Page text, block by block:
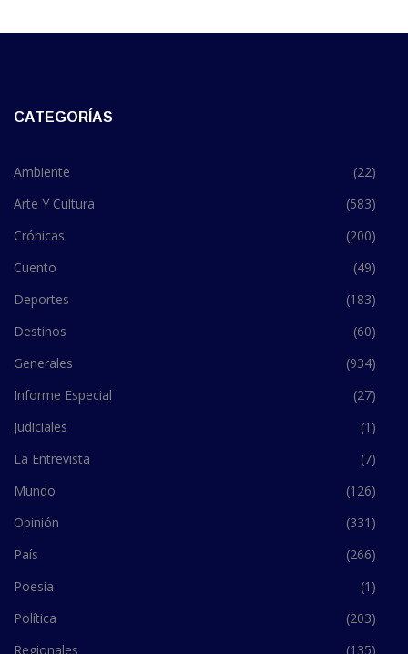
CATEGORÍAS
Ambiente
(22)
Arte Y Cultura
(583)
Crónicas
(200)
Cuento
(49)
Deportes
(183)
Destinos
(60)
Generales
(934)
Informe Especial
(27)
Judiciales
(1)
La Entrevista
(7)
Mundo
(126)
Opinión
(331)
País
(266)
Poesía
(1)
Política
(203)
Regionales
(135)